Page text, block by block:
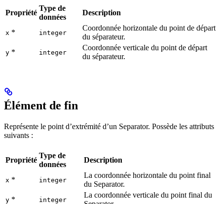
Propriété
Type de
données
Description
x * integer
Coordonnée horizontale du point de départ
du séparateur.
y * integer
Coordonnée verticale du point de départ
du séparateur.
Élément de fin
Représente le point d’extrémité d’un Separator. Possède les attributs
suivants :
Propriété
Type de
données
Description
x * integer
La coordonnée horizontale du point final
du Separator.
y * integer
La coordonnée verticale du point final du